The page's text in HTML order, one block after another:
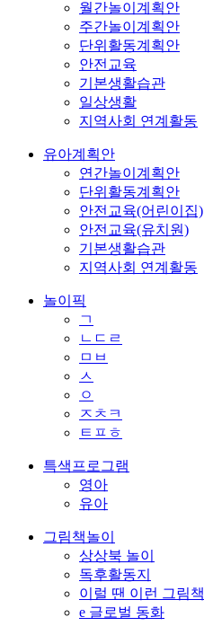
월간놀이계획안
주간놀이계획안
단위활동계획안
안전교육
기본생활습관
일상생활
지역사회 연계활동
유아계획안
연간놀이계획안
단위활동계획안
안전교육(어린이집)
안전교육(유치원)
기본생활습관
지역사회 연계활동
놀이픽
ㄱ
ㄴㄷㄹ
ㅁㅂ
ㅅ
ㅇ
ㅈㅊㅋ
ㅌㅍㅎ
특색프로그램
영아
유아
그림책놀이
상상북 놀이
독후활동지
이럴 땐 이런 그림책
e 글로벌 동화